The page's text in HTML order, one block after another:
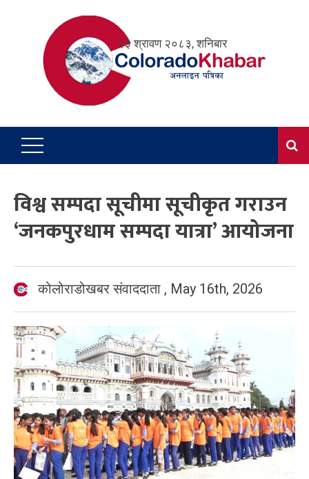
२३ श्रावण २०८३, शनिबार
विश्व सम्पदा सूचीमा सूचीकृत गराउन
‘जनकपुरधाम सम्पदा यात्रा’ आयोजना
कोलोराडोखबर संवाददाता , May 16th, 2026